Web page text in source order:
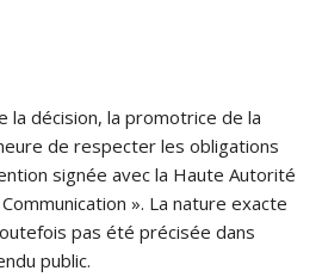
la décision, la promotrice de la
de respecter les obligations
signée avec la Haute Autorité
». La nature exacte
pas été précisée dans
public.